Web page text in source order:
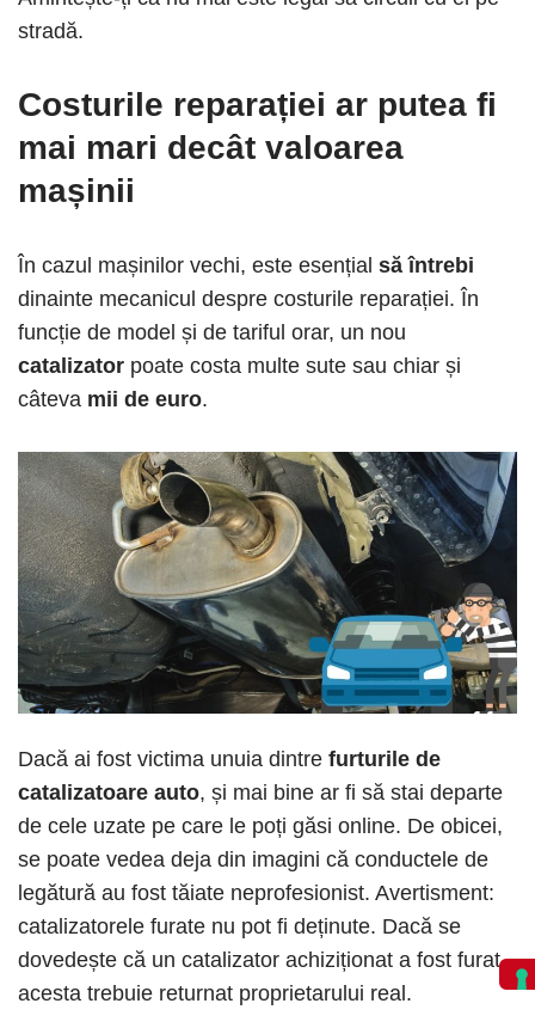
stradă.
Costurile reparației ar putea fi
mai mari decât valoarea
mașinii
În cazul mașinilor vechi, este esențial să întrebi
dinainte mecanicul despre costurile reparației. În
funcție de model și de tariful orar, un nou
catalizator poate costa multe sute sau chiar și
câteva mii de euro.
Dacă ai fost victima unuia dintre furturile de
catalizatoare auto, și mai bine ar fi să stai departe
de cele uzate pe care le poți găsi online. De obicei,
se poate vedea deja din imagini că conductele de
legătură au fost tăiate neprofesionist. Avertisment:
catalizatorele furate nu pot fi deținute. Dacă se
dovedește că un catalizator achiziționat a fost furat,
acesta trebuie returnat proprietarului real.